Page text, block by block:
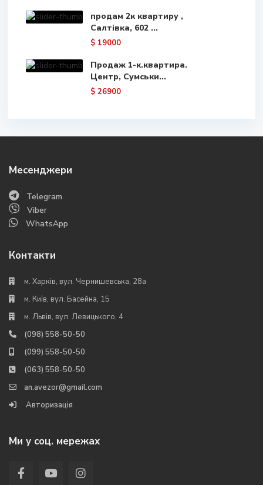
продам 2к квартиру ,
Салтівка, 602 ...
$ 19000
Продаж 1-к.квартира.
Центр, Сумськи...
$ 26900
Месенджери
Telegram
Viber
WhatsApp
Контакти
м. Харків, вул. Чернишевська, 28а
м. Київ, вул. Басейна, 15
м. Львів, вул. Левицького, 4
(098) 558-50-50
(099) 558-50-50
(063) 558-50-50
an.avezor@gmail.com
Авторизація
Ми у соц. мережах